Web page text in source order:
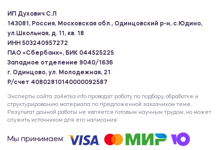
ИП Духович С.Л
143081, Россия, Московская обл., Одинцовский р-н, с.Юдино,
ул.Школьная, д. 11, кв. 18
ИНН 503240957272
ПАО «Сбербанк», БИК 044525225
Западное отделение 9040/1636
г. Одинцово, ул. Молодежная, 21
Р/счет 40802810140000092587
Эксперты сайта za4etka.info проводят работу по подбору, обработке и
структурированию материала по предложенной заказчиком теме.
Результат данной работы не является готовым научным трудом, но может
служить источником для его написания.
Мы принимаем: